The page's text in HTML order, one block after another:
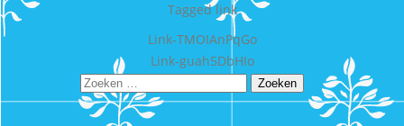
Taggedlink
Bericht
navigatie
Link-TMOIAnPqGo
Link-guah5DbHIo
Zoeken
naar: